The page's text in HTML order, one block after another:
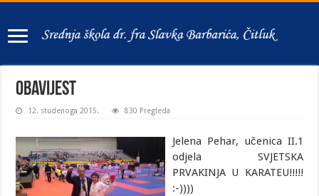
Obavijest
12. studenoga 2015. 830 Pregleda
Jelena Pehar, učenica II.1
odjela SVJETSKA
PRVAKINJA U KARATEU!!!!!
:-))))